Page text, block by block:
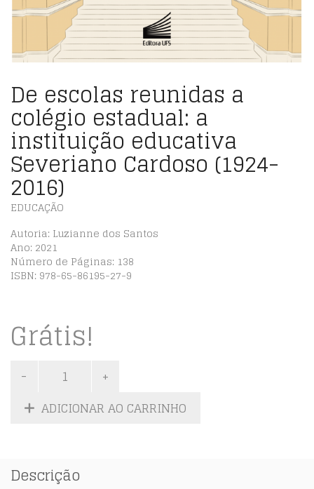
De escolas reunidas a
colégio estadual: a
instituição educativa
Severiano Cardoso (1924-
2016)
EDUCAÇÃO
Autoria: Luzianne dos Santos
Ano: 2021
Número de Páginas: 138
ISBN: 978-65-86195-27-9
Grátis!
ADICIONAR AO CARRINHO
Descrição